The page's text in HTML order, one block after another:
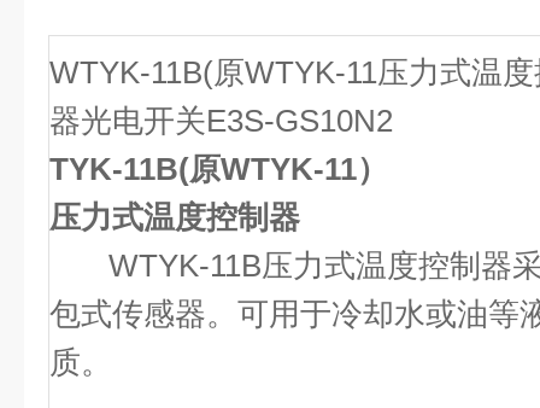
WTYK-11B(原WTYK-11压力式温
器光电开关E3S-GS10N2
TYK-11B(原WTYK-11）
压力式温度控制器
WTYK-11B压力式温度控制器
包式传感器。可用于冷却水或油等
质。